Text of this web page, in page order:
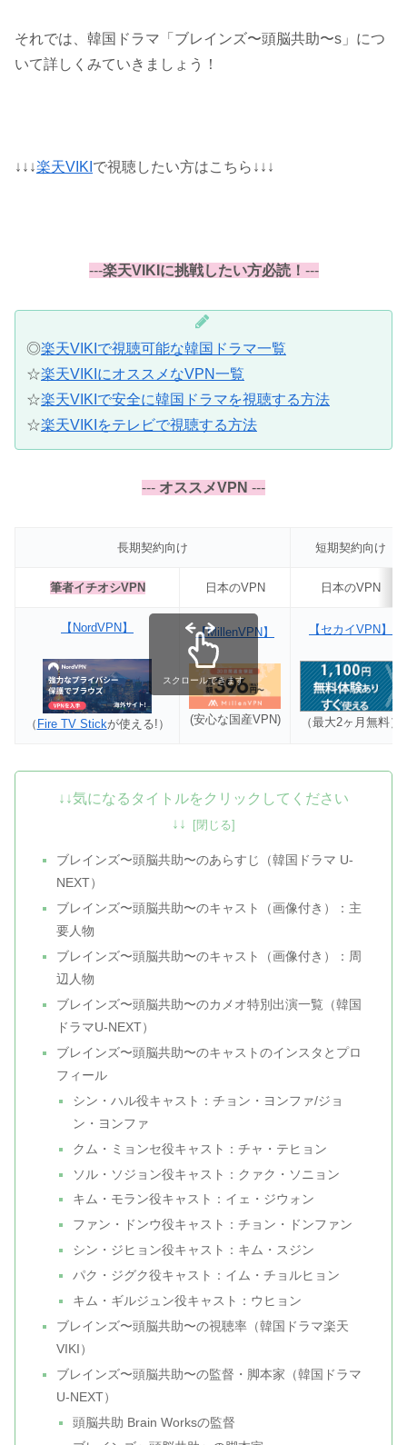
それでは、韓国ドラマ「ブレインズ〜頭脳共助〜s」につ
いて詳しくみていきましょう！
↓↓↓楽天VIKI で視聴したい方はこちら↓↓↓
---楽天VIKIに挑戦したい方必読！ ---
◎楽天VIKIで視聴可能な韓国ドラマ一覧
☆楽天VIKIにオススメなVPN一覧
☆楽天VIKIで安全に韓国ドラマを視聴する方法
☆楽天VIKIをテレビで視聴する方法
--- オススメVPN ---
長期契約向け 短期契約向け
筆者イチオシVPN 日本のVPN 日本のVPN
【NordVPN】
（ Fire TV Stickが使える!）
【MillenVPN】
(安心な国産VPN)
【セカイVPN】
（最大2ヶ月無料）
スクロールできます
↓↓気になるタイトルをクリックしてください
↓↓
ブレインズ〜頭脳共助〜のあらすじ（韓国ドラマ U-
NEXT）
ブレインズ〜頭脳共助〜のキャスト（画像付き）：主
要人物
ブレインズ〜頭脳共助〜のキャスト（画像付き）：周
辺人物
ブレインズ〜頭脳共助〜のカメオ特別出演一覧（韓国
ドラマU-NEXT）
ブレインズ〜頭脳共助〜のキャストのインスタとプロ
フィール
シン・ハル役キャスト：チョン・ヨンファ/ジョ
ン・ヨンファ
クム・ミョンセ役キャスト：チャ・テヒョン
ソル・ソジョン役キャスト：クァク・ソニョン
キム・モラン役キャスト：イェ・ジウォン
ファン・ドンウ役キャスト：チョン・ドンファン
シン・ジヒョン役キャスト：キム・スジン
パク・ジグク役キャスト：イム・チョルヒョン
キム・ギルジュン役キャスト：ウヒョン
ブレインズ〜頭脳共助〜の視聴率（韓国ドラマ楽天
VIKI）
ブレインズ〜頭脳共助〜の監督・脚本家（韓国ドラマ
U-NEXT）
頭脳共助 Brain Worksの監督